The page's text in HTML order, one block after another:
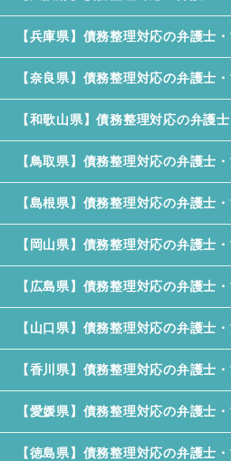
【兵庫県】債務整理対応の弁護士
【奈良県】債務整理対応の弁護士
【和歌山県】債務整理対応の弁護
【鳥取県】債務整理対応の弁護士
【島根県】債務整理対応の弁護士
【岡山県】債務整理対応の弁護士
【広島県】債務整理対応の弁護士
【山口県】債務整理対応の弁護士
【香川県】債務整理対応の弁護士
【愛媛県】債務整理対応の弁護士
【徳島県】債務整理対応の弁護士